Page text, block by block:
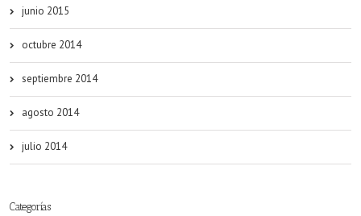
junio 2015
octubre 2014
septiembre 2014
agosto 2014
julio 2014
Categorías